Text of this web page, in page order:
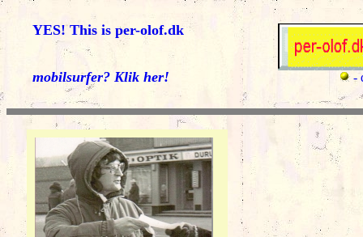
YES! This is per-olof.dk
-
mobilsurfer? Klik her!